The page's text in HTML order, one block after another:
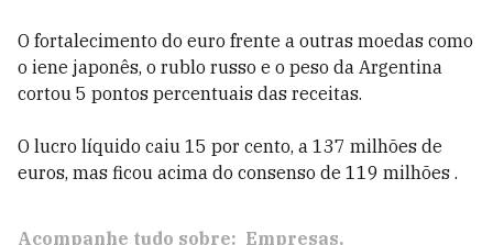
O fortalecimento do euro frente a outras moedas como
o iene japonês, o rublo russo e o peso da Argentina
cortou 5 pontos percentuais das receitas.
O lucro líquido caiu 15 por cento, a 137 milhões de
euros, mas ficou acima do consenso de 119 milhões .
Acompanhe tudo sobre: Empresas